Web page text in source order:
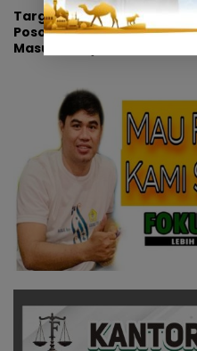
Target Pencarian MIT
Poso, Kapolda Sulteng
Masuk Wilayah Poso